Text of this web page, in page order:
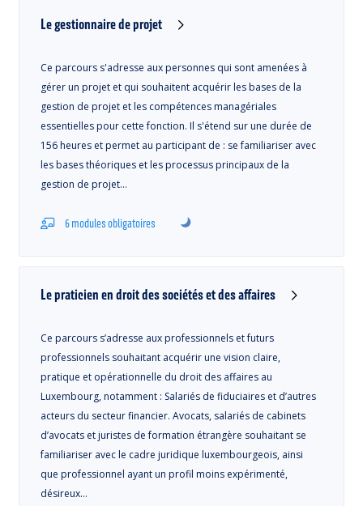
Le gestionnaire de projet
Ce parcours s'adresse aux personnes qui sont amenées à
gérer un projet et qui souhaitent acquérir les bases de la
gestion de projet et les compétences managériales
essentielles pour cette fonction. Il s'étend sur une durée de
156 heures et permet au participant de : se familiariser avec
les bases théoriques et les processus principaux de la
gestion de projet…
6 modules obligatoires
Le praticien en droit des sociétés et des affaires
Ce parcours s’adresse aux professionnels et futurs
professionnels souhaitant acquérir une vision claire,
pratique et opérationnelle du droit des affaires au
Luxembourg, notamment : Salariés de fiduciaires et d’autres
acteurs du secteur financier. Avocats, salariés de cabinets
d’avocats et juristes de formation étrangère souhaitant se
familiariser avec le cadre juridique luxembourgeois, ainsi
que professionnel ayant un profil moins expérimenté,
désireux…